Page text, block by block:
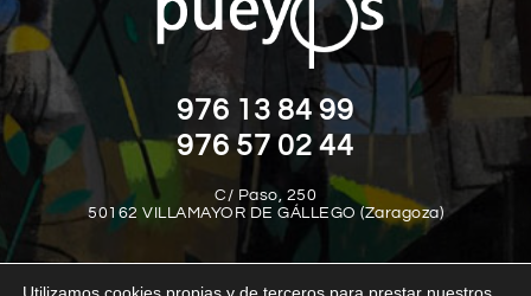
976 13 84 99
976 57 02 44
C/ Paso, 250
50162 VILLAMAYOR DE GÁLLEGO (Zaragoza)